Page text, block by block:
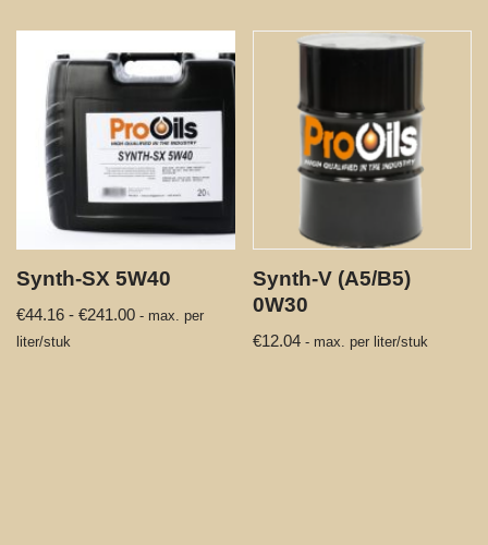
Synth-SX 5W40
€44.16 - €241.00 - max. per
liter/stuk
Synth-V (A5/B5)
0W30
€12.04 - max. per liter/stuk